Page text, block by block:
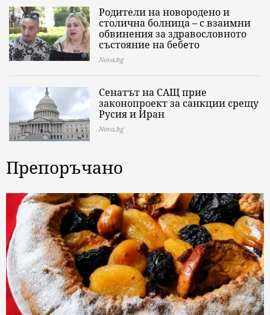
Родители на новородено и
столична болница – с взаимни
обвинения за здравословното
състояние на бебето
Nova.bg
Сенатът на САЩ прие
законопроект за санкции срещу
Русия и Иран
Nova.bg
Препоръчано